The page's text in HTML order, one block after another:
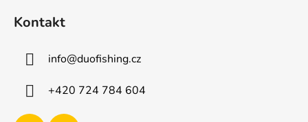
Kontakt
info@duofishing.cz
+420 724 784 604